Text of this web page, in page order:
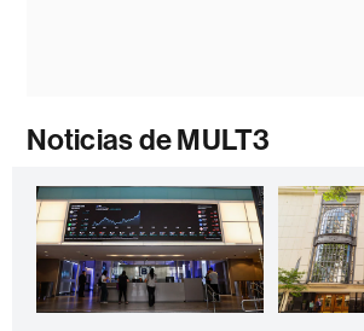
Noticias de MULT3